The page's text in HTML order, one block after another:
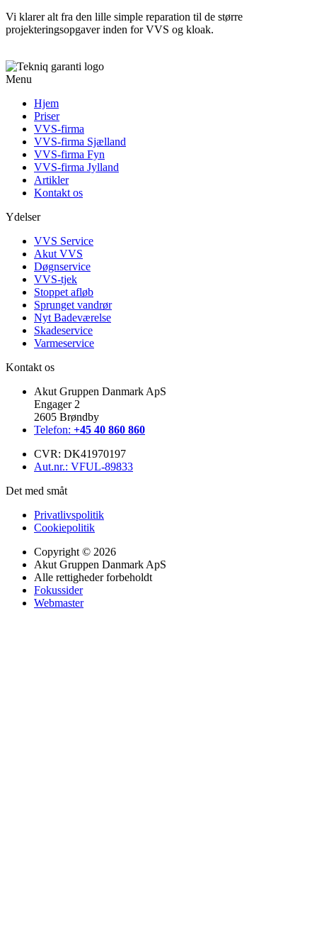
Vi klarer alt fra den lille simple reparation til de større
projekteringsopgaver inden for VVS og kloak.
Menu
Hjem
Priser
VVS-firma
VVS-firma Sjælland
VVS-firma Fyn
VVS-firma Jylland
Artikler
Kontakt os
Ydelser
VVS Service
Akut VVS
Døgnservice
VVS-tjek
Stoppet afløb
Sprunget vandrør
Nyt Badeværelse
Skadeservice
Varmeservice
Kontakt os
Akut Gruppen Danmark ApS
Engager 2
2605 Brøndby
Telefon: +45 40 860 860
CVR: DK41970197
Aut.nr.: VFUL-89833
Det med småt
Privatlivspolitik
Cookiepolitik
Copyright © 2026
Akut Gruppen Danmark ApS
Alle rettigheder forbeholdt
Fokussider
Webmaster